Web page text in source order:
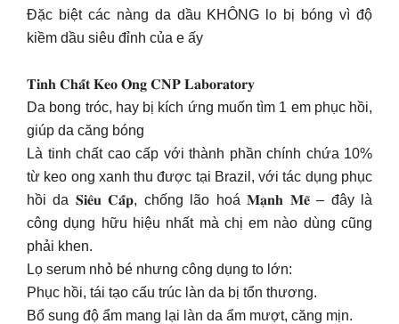
Đặc biệt các nàng da dầu KHÔNG lo bị bóng vì độ
kiềm dầu siêu đỉnh của e ấy
𝐓𝐢𝐧𝐡 𝐂𝐡𝐚̂́𝐭 𝐊𝐞𝐨 𝐎𝐧𝐠 𝐂𝐍𝐏 𝐋𝐚𝐛𝐨𝐫𝐚𝐭𝐨𝐫𝐲
Da bong tróc, hay bị kích ứng muốn tìm 1 em phục hồi,
giúp da căng bóng
Là tinh chất cao cấp với thành phần chính chứa 10%
từ keo ong xanh thu được tại Brazil, với tác dụng phục
hồi da 𝐒𝐢𝐞̂𝐮 𝐂𝐚̂́𝐩, chống lão hoá 𝐌𝐚̣𝐧𝐡 𝐌𝐞̃ – đây là
công dụng hữu hiệu nhất mà chị em nào dùng cũng
phải khen.
Lọ serum nhỏ bé nhưng công dụng to lớn:
Phục hồi, tái tạo cấu trúc làn da bị tổn thương.
Bổ sung độ ẩm mang lại làn da ẩm mượt, căng mịn.